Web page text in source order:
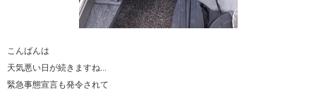
こんばんは
天気悪い日が続きますね...
緊急事態宣言も発令されて